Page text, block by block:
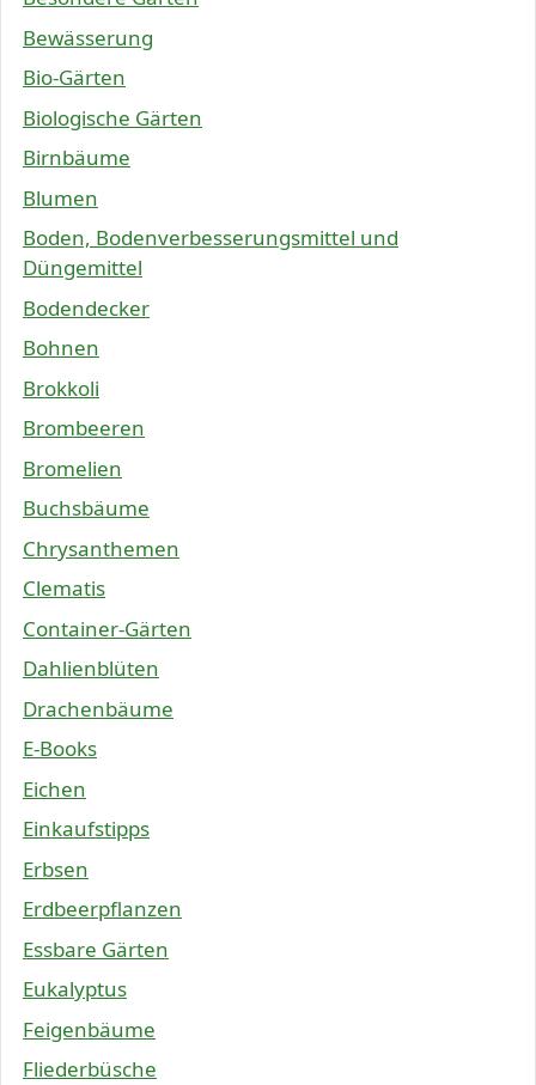
Bewässerung
Bio-Gärten
Biologische Gärten
Birnbäume
Blumen
Boden, Bodenverbesserungsmittel und
Düngemittel
Bodendecker
Bohnen
Brokkoli
Brombeeren
Bromelien
Buchsbäume
Chrysanthemen
Clematis
Container-Gärten
Dahlienblüten
Drachenbäume
E-Books
Eichen
Einkaufstipps
Erbsen
Erdbeerpflanzen
Essbare Gärten
Eukalyptus
Feigenbäume
Fliederbüsche